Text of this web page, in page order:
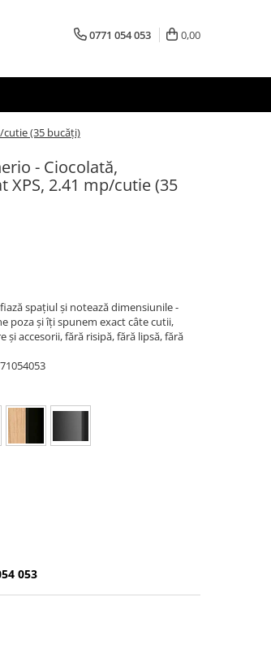
0771 054 053 0,00
cutie (35 bucăți)
- Ciocolată,
XPS, 2.41 mp/cutie (35
spațiul și notează dimensiunile -
poza și îți spunem exact câte cutii,
accesorii, fără risipă, fără lipsă, fără
053